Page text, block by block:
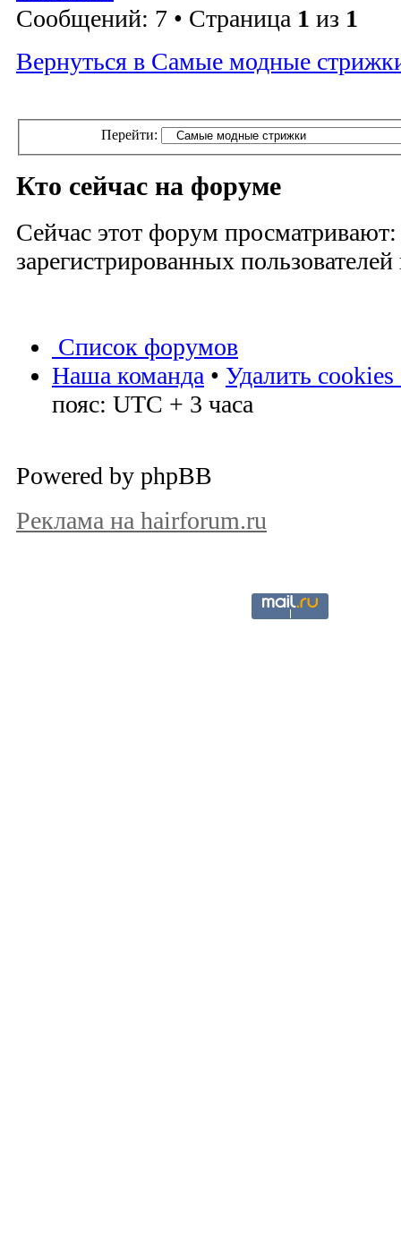
Сообщений: 7 • Страница 1 из 1
Вернуться в Самые модные
Перейти:
Кто сейчас на форуме
Сейчас этот форум просматривают:
зарегистрированных
Список форумов
Наша команда • Удалить
пояс: UTC + 3 часа
Powered by phpBB
Реклама на hairforum.ru